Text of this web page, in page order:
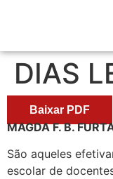
DIAS
Baixar PDF
MAGDA F. B.
São aqueles
escolar de